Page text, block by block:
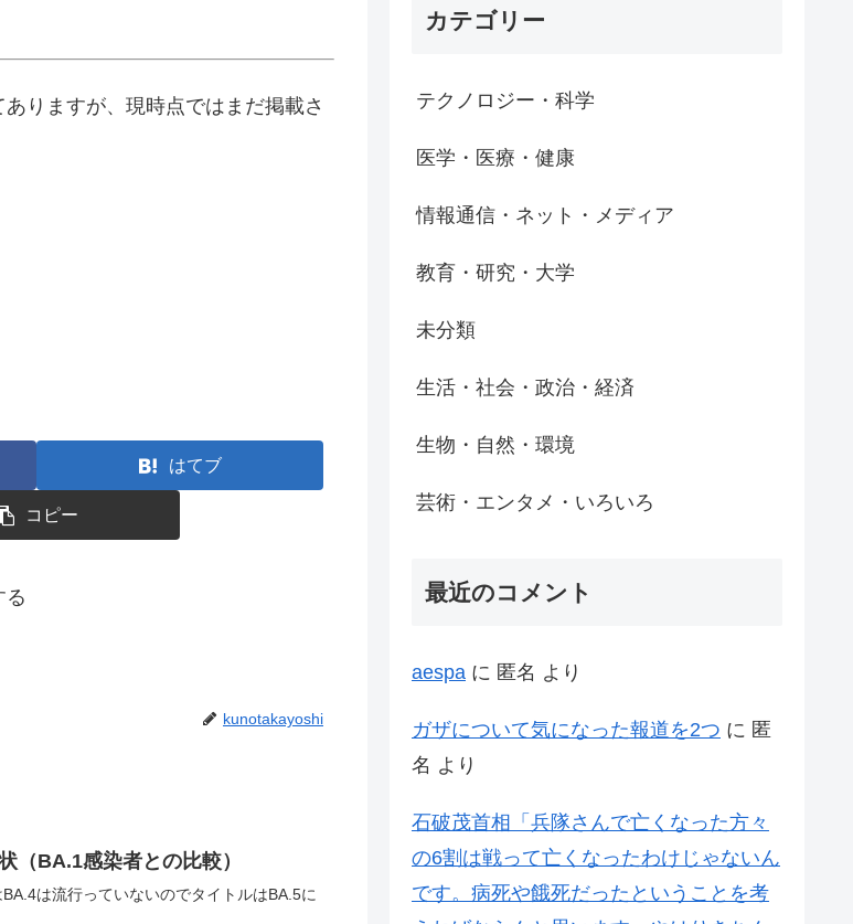
りますが、現時点ではまだ掲載さ
はてブ
コピー
る
kunotakayoshi
（BA.1感染者との比較）
は流行っていないのでタイトルはBA.5に
カテゴリー
テクノロジー・科学
医学・医療・健康
情報通信・ネット・メディア
教育・研究・大学
未分類
生活・社会・政治・経済
生物・自然・環境
芸術・エンタメ・いろいろ
最近のコメント
aespa に 匿名 より
ガザについて気になった報道を2つ に 匿
名 より
石破茂首相「兵隊さんで亡くなった方々
の6割は戦って亡くなったわけじゃないん
です。病死や餓死だったということを考